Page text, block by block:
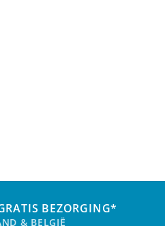
BEZORGING*
& BELGIË